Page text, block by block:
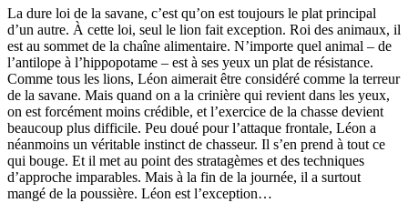
La dure loi de la savane, c’est qu’on est toujours le plat principal
d’un autre. À cette loi, seul le lion fait exception. Roi des animaux, il
est au sommet de la chaîne alimentaire. N’importe quel animal – de
l’antilope à l’hippopotame – est à ses yeux un plat de résistance.
Comme tous les lions, Léon aimerait être considéré comme la terreur
de la savane. Mais quand on a la crinière qui revient dans les yeux,
on est forcément moins crédible, et l’exercice de la chasse devient
beaucoup plus difficile. Peu doué pour l’attaque frontale, Léon a
néanmoins un véritable instinct de chasseur. Il s’en prend à tout ce
qui bouge. Et il met au point des stratagèmes et des techniques
d’approche imparables. Mais à la fin de la journée, il a surtout
mangé de la poussière. Léon est l’exception…